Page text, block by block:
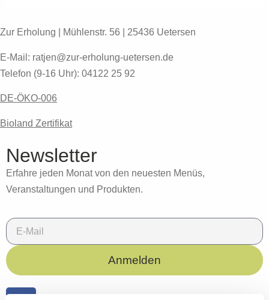
Zur Erholung | Mühlenstr. 56 | 25436 Uetersen
E-Mail: ratjen@zur-erholung-uetersen.de
Telefon (9-16 Uhr): 04122 25 92
DE-ÖKO-006
Bioland Zertifikat
Newsletter
Erfahre jeden Monat von den neuesten Menüs,
Veranstaltungen und Produkten.
Anmelden